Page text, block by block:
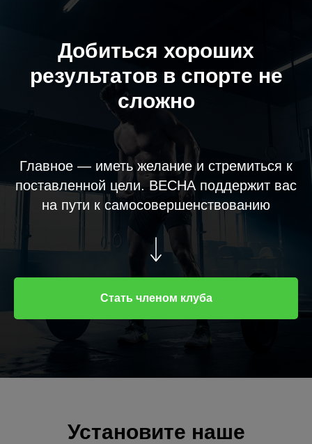
Добиться хороших
результатов в спорте не
сложно
Главное — иметь желание и стремиться к
поставленной цели. ВЕСНА поддержит вас
на пути к самосовершенствованию
Стать членом клуба
Установите наше